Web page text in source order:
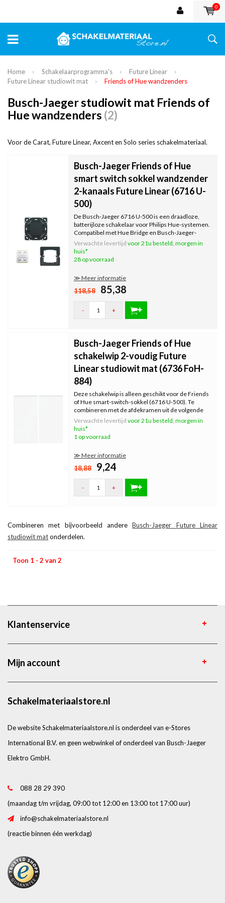
0
Home Schakelaarprogramma's
Future Linear
Future Linear studiowit mat
Friends of Hue wandzenders
Busch-Jaeger studiowit mat Friends of
Hue wandzenders (2)
Voor de Carat, Future Linear, Axcent en Solo series schakelmateriaal.
Busch-Jaeger Friends of Hue
smart switch sokkel wandzender
2-kanaals Future Linear (6716 U-
500)
De Busch-Jaeger 6716 U-500 is een draadloze,
batterijloze schakelaar voor Philips Hue-systemen.
Compatibel met Hue Bridge en Busch-Jaeger-
designseries*. Flexibele montage, geen batterijen
of bedrading nodig.
Verwachte levertijd voor 21u besteld, morgen in
huis*
28 op voorraad
≫ Meer informatie
118,58 85,38
- +
Busch-Jaeger Friends of Hue
schakelwip 2-voudig Future
Linear studiowit mat (6736 FoH-
884)
Deze schakelwip is alleen geschikt voor de Friends
of Hue smart-switch-sokkel (6716 U-500). Te
combineren met de afdekramen uit de volgende
series van Busch-Jaeger: Carat, Dynasty, Solo,
Axcent en Future Linear.
Verwachte levertijd voor 21u besteld, morgen in
huis*
1 op voorraad
≫ Meer informatie
18,88 9,24
- +
Combineren met bijvoorbeeld andereBusch-Jaeger Future Linear
studiowit matonderdelen.
Toon 1 - 2 van 2
Klantenservice
Mijn account
Schakelmateriaalstore.nl
De website Schakelmateriaalstore.nl is onderdeel van e-Stores
International B.V. en geen webwinkel of onderdeel van Busch-Jaeger
Elektro GmbH.
088 28 29 390
(maandag t/m vrijdag, 09:00 tot 12:00 en 13:00 tot 17:00 uur)
info@schakelmateriaalstore.nl
(reactie binnen één werkdag)